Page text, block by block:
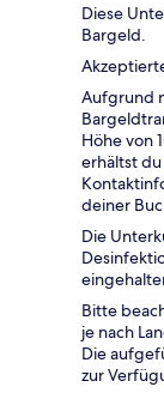
Diese
Bargeld.
Aufgrund
Höhe von
erhältst
deiner
Die
Bitte
je nach
Die
zur